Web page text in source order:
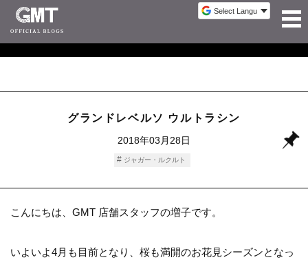
グランドレベルソ ウルトラシン
2018年03月28日
ジャガー・ルクルト
こんにちは、GMT 店舗スタッフの増子です。
いよいよ4月も目前となり、桜も満開のお花見シーズンとなっ